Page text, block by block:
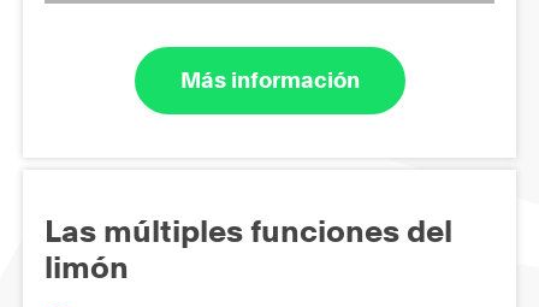
Más información
Las múltiples funciones del
limón